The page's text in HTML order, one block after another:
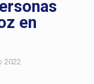
en
2022